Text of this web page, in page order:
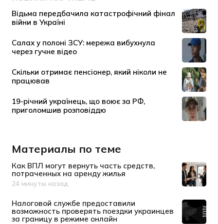
Материалы по теме
Как ВПЛ могут вернуть часть средств,
потраченных на аренду жилья
Дата публикации
24 минуты назад
Налоговой службе предоставили
возможность проверять поездки украинцев
за границу в режиме онлайн